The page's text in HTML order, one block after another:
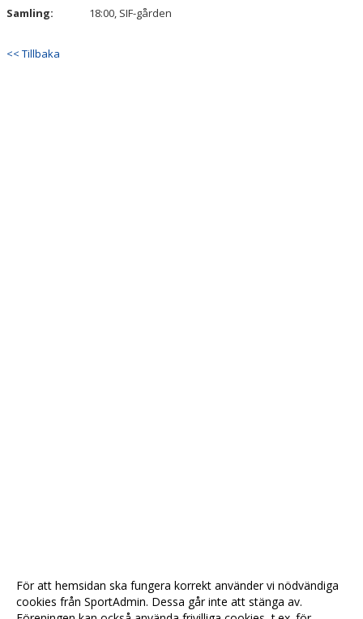
Samling:
18:00, SIF-gården
<< Tillbaka
För att hemsidan ska fungera korrekt använder vi nödvändiga
cookies från SportAdmin. Dessa går inte att stänga av.